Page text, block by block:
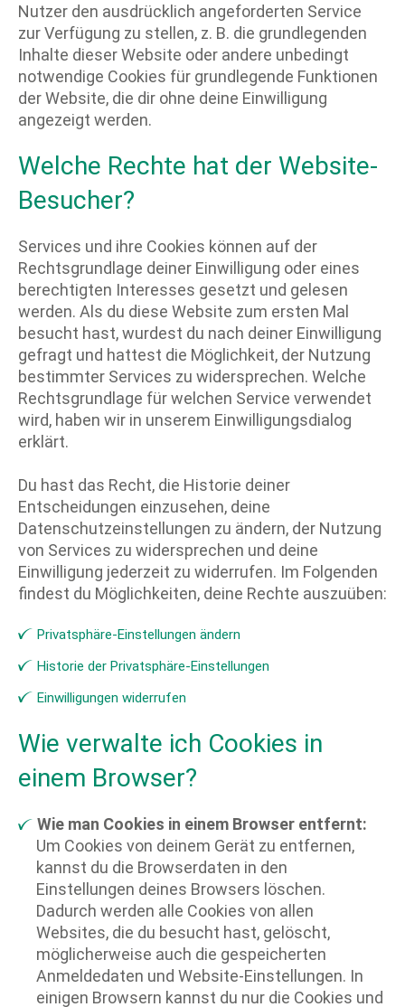
Nutzer den ausdrücklich angeforderten Service
zur Verfügung zu stellen, z. B. die grundlegenden
Inhalte dieser Website oder andere unbedingt
notwendige Cookies für grundlegende Funktionen
der Website, die dir ohne deine Einwilligung
angezeigt werden.
Welche Rechte hat der Website-
Besucher?
Services und ihre Cookies können auf der
Rechtsgrundlage deiner Einwilligung oder eines
berechtigten Interesses gesetzt und gelesen
werden. Als du diese Website zum ersten Mal
besucht hast, wurdest du nach deiner Einwilligung
gefragt und hattest die Möglichkeit, der Nutzung
bestimmter Services zu widersprechen. Welche
Rechtsgrundlage für welchen Service verwendet
wird, haben wir in unserem Einwilligungsdialog
erklärt.
Du hast das Recht, die Historie deiner
Entscheidungen einzusehen, deine
Datenschutzeinstellungen zu ändern, der Nutzung
von Services zu widersprechen und deine
Einwilligung jederzeit zu widerrufen. Im Folgenden
findest du Möglichkeiten, deine Rechte auszuüben:
Privatsphäre-Einstellungen ändern
Historie der Privatsphäre-Einstellungen
Einwilligungen widerrufen
Wie verwalte ich Cookies in
einem Browser?
Wie man Cookies in einem Browser entfernt:
Um Cookies von deinem Gerät zu entfernen,
kannst du die Browserdaten in den
Einstellungen deines Browsers löschen.
Dadurch werden alle Cookies von allen
Websites, die du besucht hast, gelöscht,
möglicherweise auch die gespeicherten
Anmeldedaten und Website-Einstellungen. In
einigen Browsern kannst du nur die Cookies und